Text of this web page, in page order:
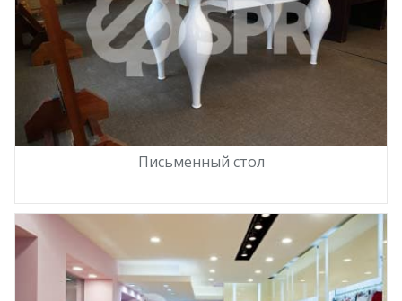
Письменный стол